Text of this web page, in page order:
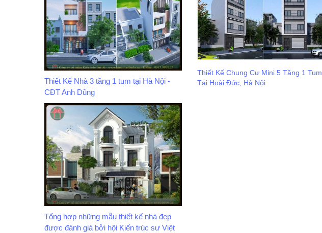
Thiết Kế Nhà 3 tầng 1 tum tại Hà Nội -
CĐT Anh Dũng
Tổng hợp những mẫu thiết kế nhà đẹp
được đánh giá bởi hội Kiến trúc sư Việt
Thiết Kế Chung Cư Mini 5 Tầng 1 Tum
Tại Hoài Đức, Hà Nội